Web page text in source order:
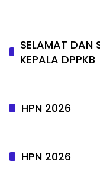
SELAMAT DAN
KEPALA DPPKB
HPN 2026
HPN 2026